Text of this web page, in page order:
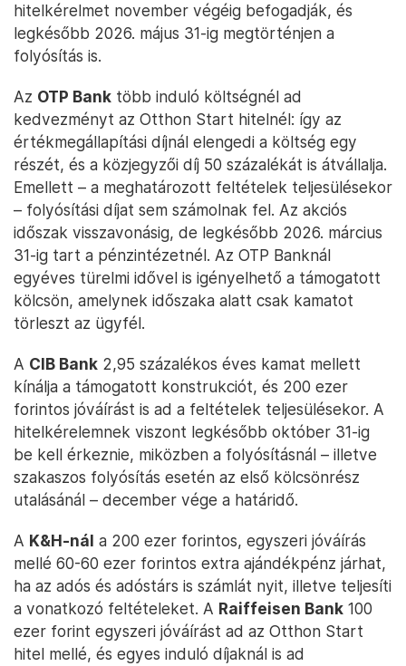
hitelkérelmet november végéig befogadják, és
legkésőbb 2026. május 31-ig megtörténjen a
folyósítás is.
Az OTP Bank több induló költségnél ad
kedvezményt az Otthon Start hitelnél: így az
értékmegállapítási díjnál elengedi a költség egy
részét, és a közjegyzői díj 50 százalékát is átvállalja.
Emellett – a meghatározott feltételek teljesülésekor
– folyósítási díjat sem számolnak fel. Az akciós
időszak visszavonásig, de legkésőbb 2026. március
31-ig tart a pénzintézetnél. Az OTP Banknál
egyéves türelmi idővel is igényelhető a támogatott
kölcsön, amelynek időszaka alatt csak kamatot
törleszt az ügyfél.
A CIB Bank 2,95 százalékos éves kamat mellett
kínálja a támogatott konstrukciót, és 200 ezer
forintos jóváírást is ad a feltételek teljesülésekor. A
hitelkérelemnek viszont legkésőbb október 31-ig
be kell érkeznie, miközben a folyósításnál – illetve
szakaszos folyósítás esetén az első kölcsönrész
utalásánál – december vége a határidő.
A K&H-nál a 200 ezer forintos, egyszeri jóváírás
mellé 60-60 ezer forintos extra ajándékpénz járhat,
ha az adós és adóstárs is számlát nyit, illetve teljesíti
a vonatkozó feltételeket. A Raiffeisen Bank 100
ezer forint egyszeri jóváírást ad az Otthon Start
hitel mellé, és egyes induló díjaknál is ad